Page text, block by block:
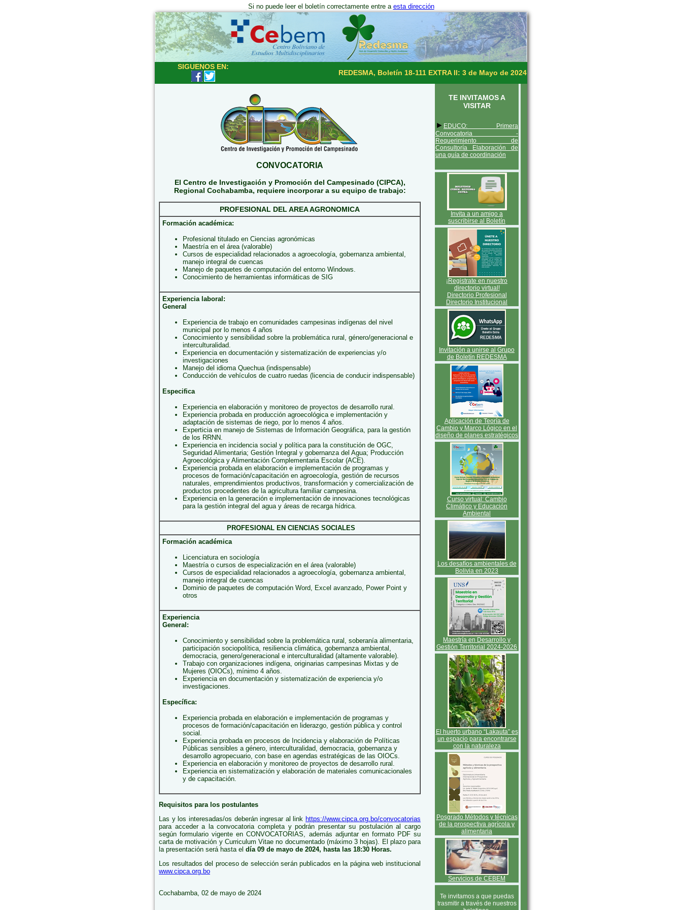
Si no puede leer el boletín correctamente entre a esta dirección
SIGUENOS EN:
REDESMA, Boletín 18-111 EXTRA II: 3 de Mayo de 2024
CONVOCATORIA
El Centro de Investigación y Promoción del Campesinado (CIPCA),
Regional Cochabamba, requiere incorporar a su equipo de trabajo:
PROFESIONAL DEL AREA AGRONOMICA
Formación académica:
Profesional titulado en Ciencias agronómicas
Maestría en el área (valorable)
Cursos de especialidad relacionados a agroecología, gobernanza ambiental,
manejo integral de cuencas
Manejo de paquetes de computación del entorno Windows.
Conocimiento de herramientas informáticas de SIG
Experiencia laboral:
General
Experiencia de trabajo en comunidades campesinas indígenas del nivel
municipal por lo menos 4 años
Conocimiento y sensibilidad sobre la problemática rural, género/generacional e
interculturalidad.
Experiencia en documentación y sistematización de experiencias y/o
investigaciones
Manejo del idioma Quechua (indispensable)
Conducción de vehículos de cuatro ruedas (licencia de conducir indispensable)
Especifica
Experiencia en elaboración y monitoreo de proyectos de desarrollo rural.
Experiencia probada en producción agroecológica e implementación y
adaptación de sistemas de riego, por lo menos 4 años.
Experticia en manejo de Sistemas de Información Geográfica, para la gestión
de los RRNN.
Experiencia en incidencia social y política para la constitución de OGC,
Seguridad Alimentaria; Gestión Integral y gobernanza del Agua; Producción
Agroecológica y Alimentación Complementaria Escolar (ACE).
Experiencia probada en elaboración e implementación de programas y
procesos de formación/capacitación en agroecología, gestión de recursos
naturales, emprendimientos productivos, transformación y comercialización de
productos procedentes de la agricultura familiar campesina.
Experiencia en la generación e implementación de innovaciones tecnológicas
para la gestión integral del agua y áreas de recarga hídrica.
PROFESIONAL EN CIENCIAS SOCIALES
Formación académica
Licenciatura en sociología
Maestría o cursos de especialización en el área (valorable)
Cursos de especialidad relacionados a agroecología, gobernanza ambiental,
manejo integral de cuencas
Dominio de paquetes de computación Word, Excel avanzado, Power Point y
otros
Experiencia
General:
Conocimiento y sensibilidad sobre la problemática rural, soberanía alimentaria,
participación sociopolítica, resiliencia climática, gobernanza ambiental,
democracia, genero/generacional e interculturalidad (altamente valorable).
Trabajo con organizaciones indígena, originarias campesinas Mixtas y de
Mujeres (OIOCs), mínimo 4 años.
Experiencia en documentación y sistematización de experiencia y/o
investigaciones.
Específica:
Experiencia probada en elaboración e implementación de programas y
procesos de formación/capacitación en liderazgo, gestión pública y control
social.
Experiencia probada en procesos de Incidencia y elaboración de Políticas
Públicas sensibles a género, interculturalidad, democracia, gobernanza y
desarrollo agropecuario, con base en agendas estratégicas de las OIOCs.
Experiencia en elaboración y monitoreo de proyectos de desarrollo rural.
Experiencia en sistematización y elaboración de materiales comunicacionales
y de capacitación.
Requisitos para los postulantes
Las y los interesadas/os deberán ingresar al link https://www.cipca.org.bo/convocatorias
para acceder a la convocatoria completa y podrán presentar su postulación al cargo
según formulario vigente en CONVOCATORIAS, además adjuntar en formato PDF su
carta de motivación y Curriculum Vitae no documentado (máximo 3 hojas). El plazo para
la presentación será hasta el día 09 de mayo de 2024, hasta las 18:30 Horas.
Los resultados del proceso de selección serán publicados en la página web institucional
www.cipca.org.bo
Cochabamba, 02 de mayo de 2024
TE INVITAMOS A
VISITAR
► EDUCO: Primera
Convocatoria -
Requerimiento de
Consultoría Elaboración de
una guía de coordinación
Invita a un amigo a
suscribirse al Boletín
¡Registrate en nuestro
directorio virtual!
Directorio Profesional
Directorio Institucional
Invitación a unirse al Grupo
de Boletín REDESMA
Aplicación de Teoría de
Cambio y Marco Lógico en el
diseño de planes estratégicos
Curso virtual: Cambio
Climático y Educación
Ambiental
Los desafíos ambientales de
Bolivia en 2023
Maestría en Desarrollo y
Gestión Territorial 2024-2026
El huerto urbano “Lakauta” es
un espacio para encontrarse
con la naturaleza
Posgrado Métodos y técnicas
de la prospectiva agrícola y
alimentaria
Servicios de CEBEM
Te invitamos a que puedas
trasmitir a través de nuestros